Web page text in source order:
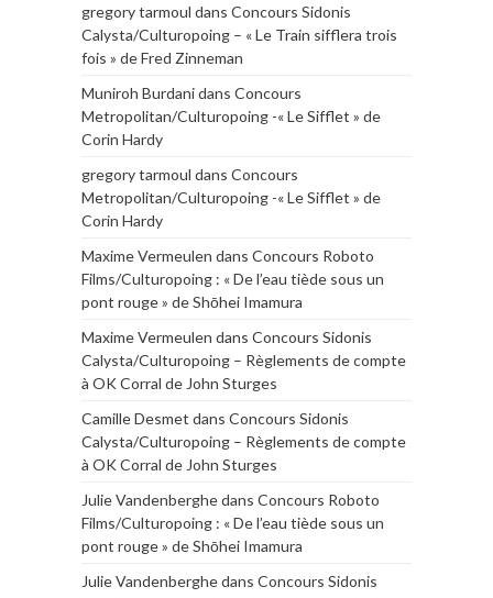
gregory tarmoul dans Concours Sidonis
Calysta/Culturopoing – « Le Train sifflera trois
fois » de Fred Zinneman
Muniroh Burdanidans Concours
Metropolitan/Culturopoing -« Le Sifflet » de
Corin Hardy
gregory tarmoul dans Concours
Metropolitan/Culturopoing -« Le Sifflet » de
Corin Hardy
Maxime Vermeulen dans Concours Roboto
Films/Culturopoing : « De l’eau tiède sous un
pont rouge » de Shōhei Imamura
Maxime Vermeulen dans Concours Sidonis
Calysta/Culturopoing – Règlements de compte
à OK Corral de John Sturges
Camille Desmet dans Concours Sidonis
Calysta/Culturopoing – Règlements de compte
à OK Corral de John Sturges
Julie Vandenberghedans Concours Roboto
Films/Culturopoing : « De l’eau tiède sous un
pont rouge » de Shōhei Imamura
Julie Vandenberghedans Concours Sidonis